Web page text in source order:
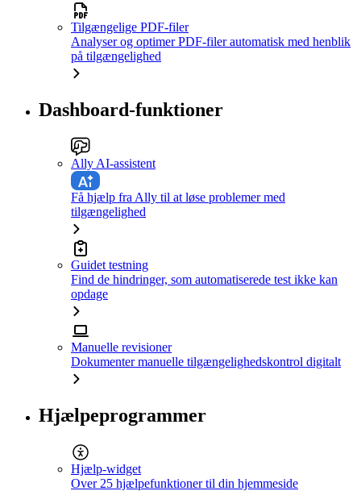
Tilgængelige PDF-filer
Analyser og optimer PDF-filer automatisk med henblik
på tilgængelighed
Dashboard-funktioner
Ally AI-assistent
Få hjælp fra Ally til at løse problemer med
tilgængelighed
Guidet testning
Find de hindringer, som automatiserede test ikke kan
opdage
Manuelle revisioner
Dokumenter manuelle tilgængelighedskontrol digitalt
Hjælpeprogrammer
Hjælp-widget
Over 25 hjælpefunktioner til din hjemmeside